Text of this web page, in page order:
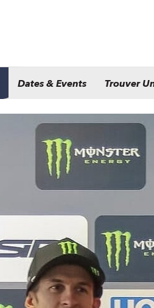
Dates & Events Trouver